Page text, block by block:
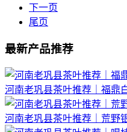
下一页
尾页
最新产品推荐
河南老巩县茶叶推荐｜福鼎
河南老巩县茶叶推荐｜荒野